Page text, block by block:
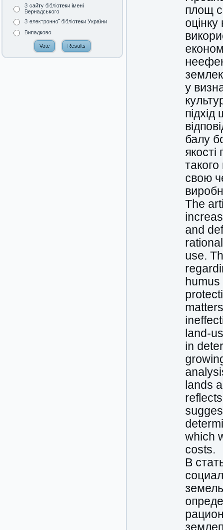
З сайту бібліотеки імені
Вернадського
З електронної бібліотеки України
Випадково
площ
у
балу
свою
The
and
use.
land-
in
lands
which
costs.
В